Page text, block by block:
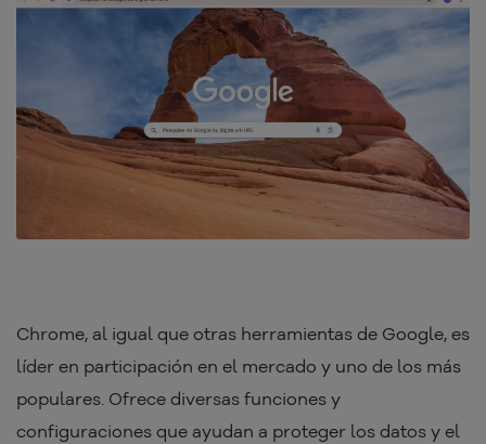
Chrome, al igual que otras herramientas de Google, es
líder en participación en el mercado y uno de los más
populares. Ofrece diversas funciones y
configuraciones que ayudan a proteger los datos y el